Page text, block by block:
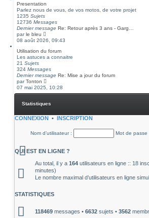
s
u
l
t
e
r
l
d
e
n
i
e
r
m
e
s
a
e
Presentation
Parlez nous de vous, de vos motos, de votre projet
1235 Sujets
12736 Messages
Dernier message Re: Retour après 3 ans - Garg…
parle bleu
o
s
u
t
e
r
e
e
n
e
e
s
g
e
08 août 2026, 09:43
Utilisation du forum
Les astuces a connaitre
21 Sujets
324 Messages
Dernier message Re: Mise a jour du forum
parTonton
n
u
t
l
e
n
i
e
e
s
a
07 mai 2025, 10:28
Statistiques
CONNEXION • INSCRIPTION
Nom d’utilisateur : Mot de passe
QUI EST EN LIGNE ?
Au total, il y a 164 utilisateurs en ligne :: 18
minutes)
Le nombre maximal d’utilisateurs en ligne
STATISTIQUES
118469 messages • 6632 sujets • 3562